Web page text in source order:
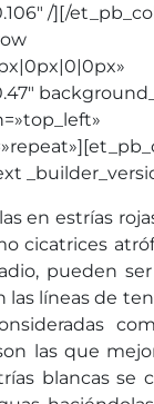
/][/
en estrías
cicatrices
pueden
líneas de
las que
blancas se